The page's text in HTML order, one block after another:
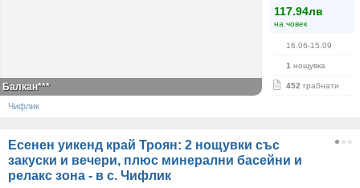
117.94лв
на човек
16.06-15.09
1 нощувка
452 грабнати
Балкан***
Чифлик
Есенен уикенд край Троян: 2 нощувки със
закуски и вечери, плюс минерални басейни и
релакс зона - в с. Чифлик